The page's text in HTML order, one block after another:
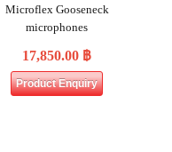
Microflex Gooseneck
microphones
17,850.00 ฿
Product Enquiry